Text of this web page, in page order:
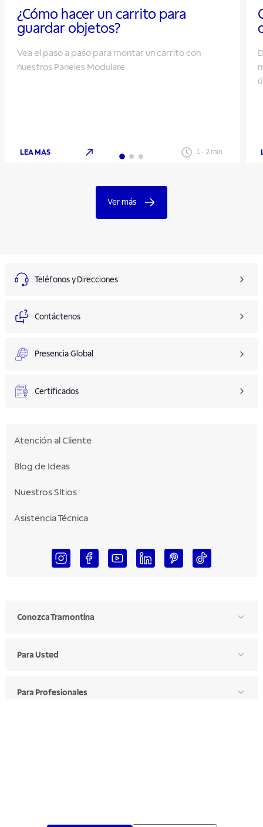
¿Cómo hacer un carrito para
guardar objetos?
Vea el paso a paso para montar un carrito con
nuestros Paneles Modulare
LEA MAS 1- 2 min
Ver más
Teléfonos y Direcciones
Contáctenos
Presencia Global
Certificados
Atención al Cliente
Blog de Ideas
Nuestros Sítios
Asistencia Técnica
Conozca Tramontina
Para Usted
Para Profesionales